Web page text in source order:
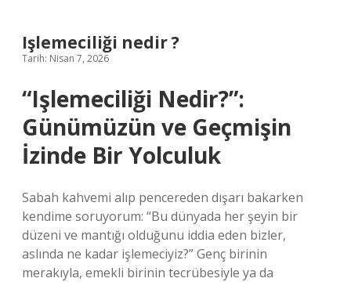
Işlemeciliği nedir ?
Tarih: Nisan 7, 2026
“Işlemeciliği Nedir?”:
Günümüzün ve Geçmişin
İzinde Bir Yolculuk
Sabah kahvemi alıp pencereden dışarı bakarken
kendime soruyorum: “Bu dünyada her şeyin bir
düzeni ve mantığı olduğunu iddia eden bizler,
aslında ne kadar işlemeciyiz?” Genç birinin
merakıyla, emekli birinin tecrübesiyle ya da